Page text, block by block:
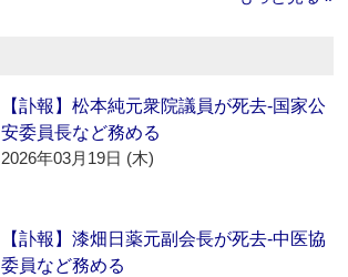
【訃報】松本純元衆院議員が死去‐国家公
安委員長など務める
2026年03月19日 (木)
【訃報】漆畑日薬元副会長が死去‐中医協
委員など務める